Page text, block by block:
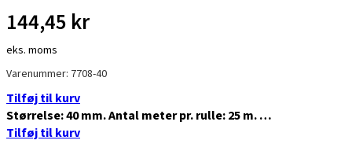
144,45 kr
eks. moms
Varenummer: 7708-40
Tilføj til kurv
Størrelse: 40 mm. Antal meter pr. rulle: 25 m. …
Tilføj til kurv